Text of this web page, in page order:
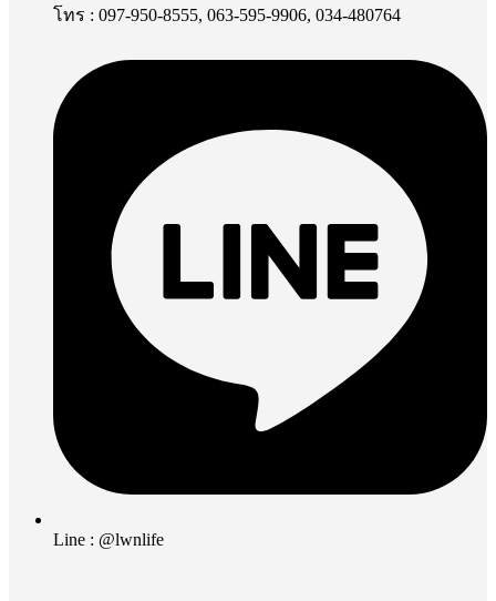
โทร : 097-950-8555, 063-595-9906, 034-480764
Line : @lwnlife